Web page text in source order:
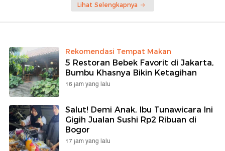
Lihat Selengkapnya
Rekomendasi Tempat Makan
5 Restoran Bebek Favorit di Jakarta,
Bumbu Khasnya Bikin Ketagihan
16 jam yang lalu
Salut! Demi Anak, Ibu Tunawicara Ini
Gigih Jualan Sushi Rp2 Ribuan di
Bogor
17 jam yang lalu